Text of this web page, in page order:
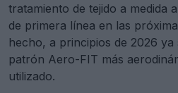
tratamiento de tejido a medida
de primera línea en las
hecho, a principios de 2026
patrón Aero-FIT más
utilizado.